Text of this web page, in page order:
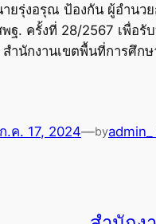
ยรุ่งอรุณ ป้องกัน ผู้อำนว
ฐ. ครั้งที่ 28/2567 เพื่อ
ำนักงานเขตพื้นที่การศึก
ก.ค. 17, 2024—by